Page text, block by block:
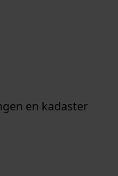
en kadaster